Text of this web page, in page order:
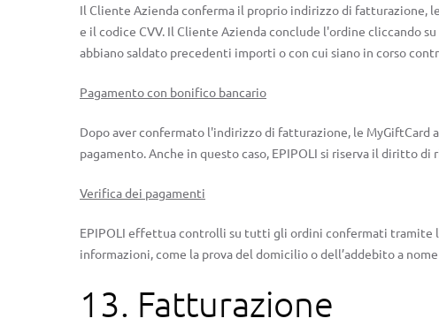
Il Cliente Azienda conferma il proprio indirizzo di fatturazione,
e il codice CVV. Il Cliente Azienda conclude l'ordine cliccando
abbiano saldato precedenti importi o con cui siano in corso
Pagamento con bonifico bancario
Dopo aver confermato l'indirizzo di fatturazione, le
pagamento. Anche in questo caso, EPIPOLI si riserva il diritto
Verifica dei pagamenti
EPIPOLI effettua controlli su tutti gli ordini confermati tramite
informazioni, come la prova del domicilio o dell’addebito a
13. Fatturazione